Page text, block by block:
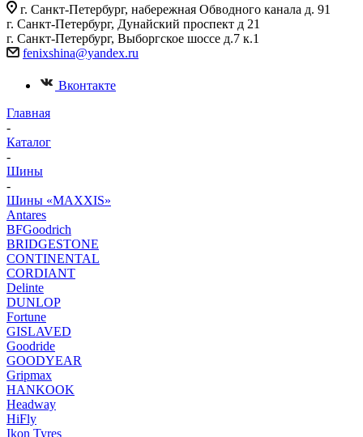
г. Санкт-Петербург, набережная Обводного канала д. 91
г. Санкт-Петербург, Дунайский проспект д 21
г. Санкт-Петербург, Выборгское шоссе д.7 к.1
fenixshina@yandex.ru
Вконтакте
Главная
-
Каталог
-
Шины
-
Шины «MAXXIS»
Antares
BFGoodrich
BRIDGESTONE
CONTINENTAL
CORDIANT
Delinte
DUNLOP
Fortune
GISLAVED
Goodride
GOODYEAR
Gripmax
HANKOOK
Headway
HiFly
Ikon Tyres